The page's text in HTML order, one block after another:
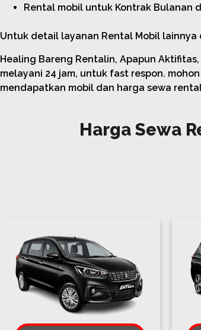
Rental mobil untuk Kontrak Bulanan
Untuk detail layanan Rental Mobil lainnya
Healing Bareng Rentalin, Apapun
melayani 24 jam, untuk fast respon.
mendapatkan mobil dan harga sewa
Harga Sewa